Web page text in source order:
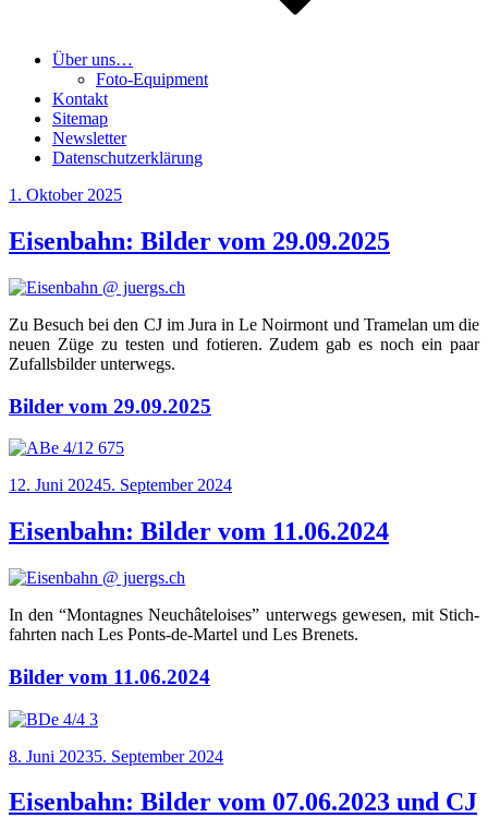
Über uns…
Foto-Equipment
Kontakt
Sitemap
Newsletter
Datenschutzerklärung
Veröffentlicht
1. Oktober 2025
Eisenbahn: Bilder vom 29.09.2025
Zu Besuch bei den CJ im Jura in Le Noirm­ont und Tra­me­lan um die
neu­en Züge zu tes­ten und fotie­ren. Zudem gab es noch ein paar
Zufalls­bil­der unterwegs.
Bilder vom 29.09.2025
Veröffentlicht
12. Juni 20245. September 2024
Eisenbahn: Bilder vom 11.06.2024
In den “Mon­tagnes Neu­châ­teloi­ses” unter­wegs gewe­sen, mit Stich­
fahr­ten nach Les Ponts-de-Mar­tel und Les Brenets.
Bilder vom 11.06.2024
Veröffentlicht
8. Juni 20235. September 2024
Eisenbahn: Bilder vom 07.06.2023 und CJ